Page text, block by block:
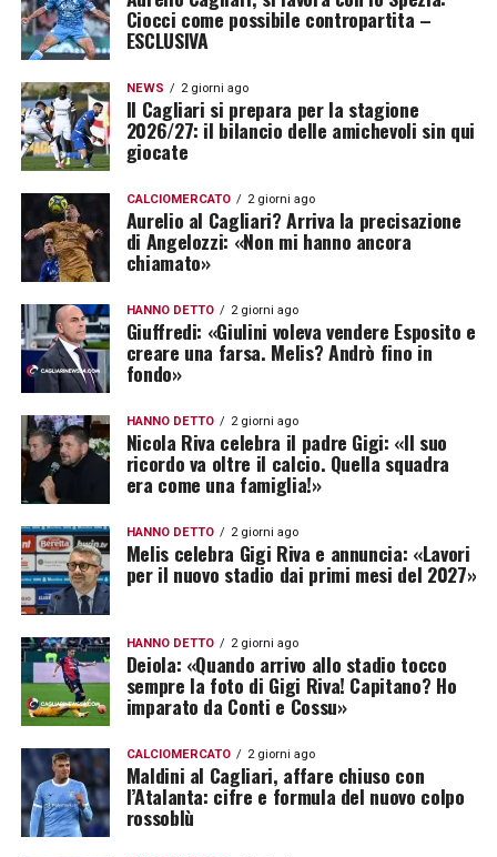
Ciocci come possibile contropartita –
ESCLUSIVA
NEWS 2 giorni ago
Il Cagliari si prepara per la stagione
2026/27: il bilancio delle amichevoli sin qui
giocate
CALCIOMERCATO 2 giorni ago
Aurelio al Cagliari? Arriva la precisazione
di Angelozzi: «Non mi hanno ancora
chiamato»
HANNO DETTO 2 giorni ago
Giuffredi: «Giulini voleva vendere Esposito e
creare una farsa. Melis? Andrò fino in
fondo»
HANNO DETTO 2 giorni ago
Nicola Riva celebra il padre Gigi: «Il suo
ricordo va oltre il calcio. Quella squadra
era come una famiglia!»
HANNO DETTO 2 giorni ago
Melis celebra Gigi Riva e annuncia: «Lavori
per il nuovo stadio dai primi mesi del 2027»
HANNO DETTO 2 giorni ago
Deiola: «Quando arrivo allo stadio tocco
sempre la foto di Gigi Riva! Capitano? Ho
imparato da Conti e Cossu»
CALCIOMERCATO 2 giorni ago
Maldini al Cagliari, affare chiuso con
l’Atalanta: cifre e formula del nuovo colpo
rossoblù